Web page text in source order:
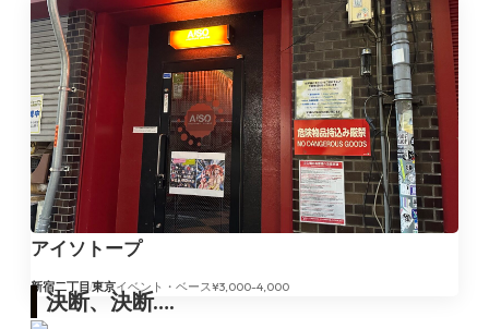
アイソトープ
新宿二丁目東京イベント・ベース¥3,000-4,000
決断、決断….